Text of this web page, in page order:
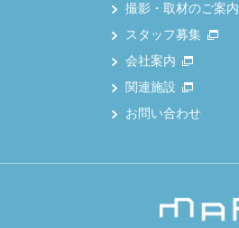
撮影・取材のご案内
スタッフ募集
会社案内
関連施設
お問い合わせ